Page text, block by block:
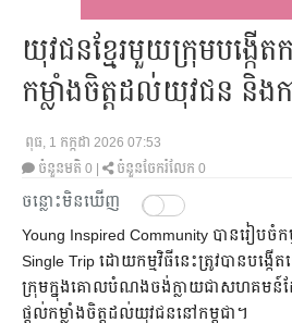
យុវជនខ្មែរមួយក្រុមបង្កើត
កម្លាំងចិត្តដល់យុវជន និង​
ពុធ, 1 កក្កដា 2026 07:53
ចំនួនមតិ 0 ចំនួនចែករំលែក 0
ចន្លោះមិនឃើញ
Young Inspired Community បានរៀបចំ
Single Trip ដោយកម្មវិធីនេះត្រូវបានបង្ក
ក្រុមក្នុងគោលបំណងចង់ក្លាយជាសហគមន៍
ផ្តល់កម្លាំងចិត្តដល់យុវជននៅកម្ពុជា។